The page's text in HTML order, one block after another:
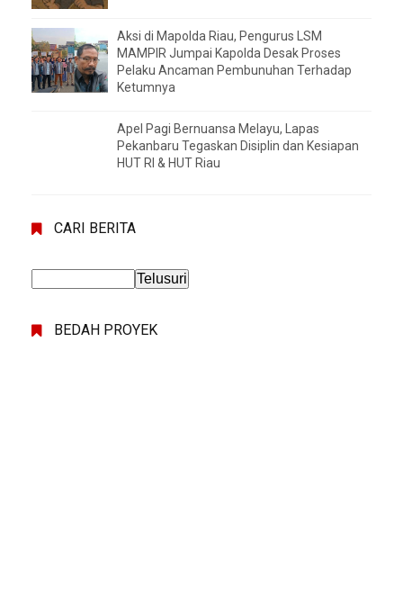
Aksi di Mapolda Riau, Pengurus LSM
MAMPIR Jumpai Kapolda Desak Proses
Pelaku Ancaman Pembunuhan Terhadap
Ketumnya
Apel Pagi Bernuansa Melayu, Lapas
Pekanbaru Tegaskan Disiplin dan Kesiapan
HUT RI & HUT Riau
CARI BERITA
BEDAH PROYEK